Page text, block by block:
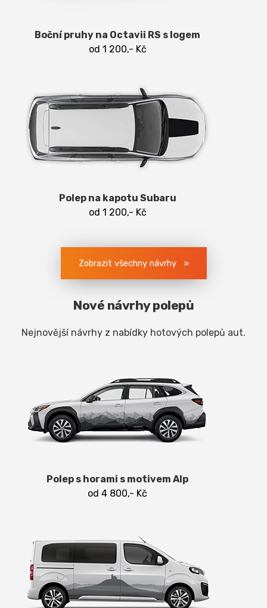
Boční pruhy na Octavii RS s logem
od 1 200,- Kč
Polep na kapotu Subaru
od 1 200,- Kč
Zobrazit všechny návrhy
Nové návrhy polepů
Nejnovější návrhy z nabídky hotových polepů aut.
Polep s horami s motivem Alp
od 4 800,- Kč